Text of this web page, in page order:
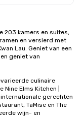
203 kamers en suites,
en versierd met
Lau. Geniet van een
geniet van
culinaire
Elms Kitchen |
gerechten
TaMise en The
wijn- en